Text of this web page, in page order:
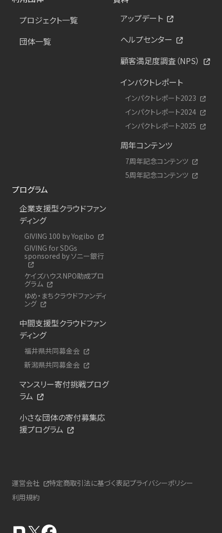
プロジェクト一覧
団体一覧
アップデート
ヘルプセンター
顧客満足度調査（NPS）
インパクトレポート
インパクトレポート2023
インパクトレポート2024
インパクトレポート2025
周年コンテンツ
7周年記念コンテンツ
5周年記念コンテンツ
プログラム
企業支援型クラウドファン
ディング
GIVING 100 by Yogibo
GIVING for SDGs
sponsored by ソニー銀行
ケイズハウスNPO助成プロ
グラム
ゆめ・まちクラウドファンディ
ング
中間支援型クラウドファン
ディング
福井県共同募金会
新潟県共同募金会
マンスリー寄付挑戦プログ
ラム
小さな団体の寄付募集応
援プログラム
運営会社 特定商取引法に基づく表記プライバシーポリシー
利用規約